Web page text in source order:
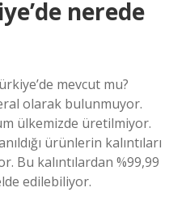
nerede
mevcut mu?
olarak bulunmuyor.
ülkemizde üretilmiyor.
ürünlerin kalıntıları
Bu kalıntılardan %99,99
edilebiliyor.